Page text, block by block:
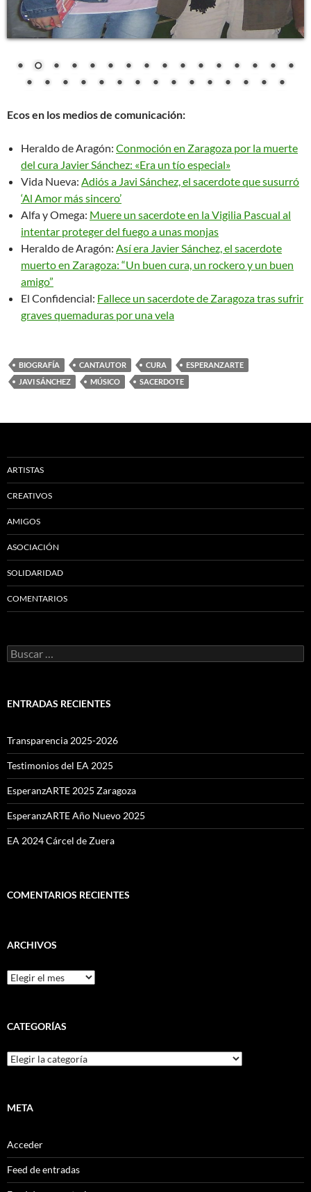
Ecos en los medios de comunicación:
Heraldo de Aragón: Conmoción en Zaragoza por la muerte
del cura Javier Sánchez: «Era un tío especial»
Vida Nueva: Adiós a Javi Sánchez, el sacerdote que susurró
‘Al Amor más sincero’
Alfa y Omega: Muere un sacerdote en la Vigilia Pascual al
intentar proteger del fuego a unas monjas
Heraldo de Aragón: Así era Javier Sánchez, el sacerdote
muerto en Zaragoza: “Un buen cura, un rockero y un buen
amigo”
El Confidencial: Fallece un sacerdote de Zaragoza tras sufrir
graves quemaduras por una vela
BIOGRAFÍA CANTAUTOR CURA
ESPERANZARTE
JAVI SÁNCHEZ
MÚSICO SACERDOTE
ARTISTAS
CREATIVOS
AMIGOS
ASOCIACIÓN
SOLIDARIDAD
COMENTARIOS
Buscar:
ENTRADAS RECIENTES
Transparencia 2025-2026
Testimonios del EA 2025
EsperanzARTE 2025 Zaragoza
EsperanzARTE Año Nuevo 2025
EA 2024 Cárcel de Zuera
COMENTARIOS RECIENTES
ARCHIVOS
Archivos
CATEGORÍAS
Categorías
META
Acceder
Feed de entradas